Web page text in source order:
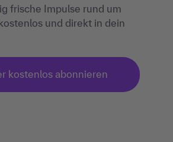
frische Impulse rund um
und direkt in dein
kostenlos abonnieren